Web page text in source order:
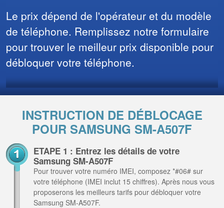
Le prix dépend de l'opérateur et du modèle
de téléphone. Remplissez notre formulaire
pour trouver le meilleur prix disponible pour
débloquer votre téléphone.
INSTRUCTION DE DÉBLOCAGE
POUR SAMSUNG SM-A507F
ETAPE 1 : Entrez les détails de votre
Samsung SM-A507F
Pour trouver votre numéro IMEI, composez *#06# sur
votre téléphone (IMEI inclut 15 chiffres). Après nous vous
proposerons les meilleurs tarifs pour débloquer votre
Samsung SM-A507F.